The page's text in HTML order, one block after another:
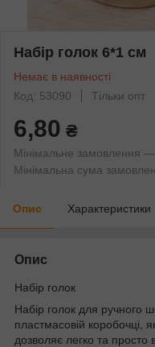
Набір голок 6*1 см
Немає в наявності
Код: 53090
Тільки опт
6,80 ₴
Мінімальне замовлення
Мінімальна сума
Опис Характеристики
Опис
Набір голок
Набір голок для ручного
пластмасовій коробочці,
дозволяє легко та просто